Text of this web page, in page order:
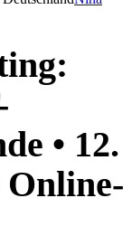
• 12.
Online-